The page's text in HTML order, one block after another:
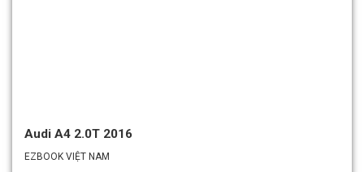
Audi A4 2.0T 2016
EZBOOK VIỆT NAM